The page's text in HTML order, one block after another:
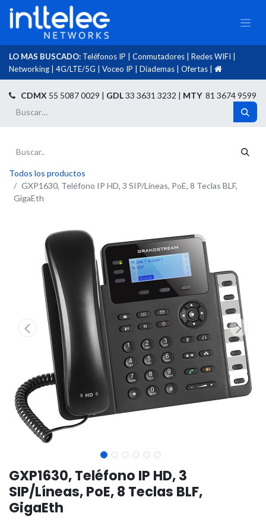
LO MAS BUSCADO: Teléfonos IP Conmutadores Redes WIFI
Networking
4G/LTE/5G Voceo IP Diademas Ofertas
CDMX 55 5087 0029 | GDL33 3631 3232 | MTY81 3674 9599
Todos los productos
GXP1630, Teléfono IP HD, 3 SIP/Líneas, PoE, 8 Teclas BLF,
GigaEth
GXP1630, Teléfono IP HD, 3
SIP/Líneas, PoE, 8 Teclas BLF,
GigaEth